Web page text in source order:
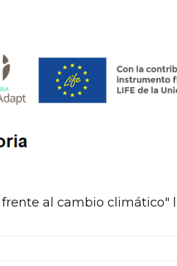
al cambio climático"